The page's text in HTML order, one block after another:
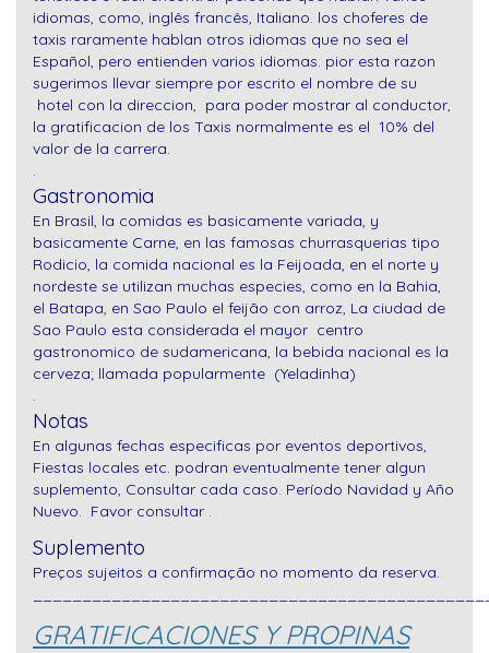
idiomas, como, inglês francês, Italiano. los choferes de
taxis raramente hablan otros idiomas que no sea el
Español, pero entienden varios idiomas. pior esta razon
sugerimos llevar siempre por escrito el nombre de su
hotel con la direccion, para poder mostrar al conductor,
la gratificacion de los Taxis normalmente es el 10% del
valor de la carrera.
.
Gastronomia
En Brasil, la comidas es basicamente variada, y
basicamente Carne, en las famosas churrasquerias tipo
Rodicio, la comida nacional es la Feijoada, en el norte y
nordeste se utilizan muchas especies, como en la Bahia,
el Batapa, en Sao Paulo el feijão con arroz, La ciudad de
Sao Paulo esta considerada el mayor centro
gastronomico de sudamericana, la bebida nacional es la
cerveza; llamada popularmente (Yeladinha)
.
Notas
En algunas fechas especificas por eventos deportivos,
Fiestas locales etc. podran eventualmente tener algun
suplemento, Consultar cada caso. Período Navidad y Año
Nuevo. Favor consultar .
Suplemento
Preços sujeitos a confirmação no momento da reserva.
GRATIFICACIONES Y PROPINAS